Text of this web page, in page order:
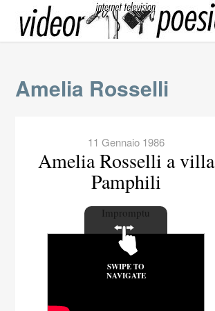
Amelia Rosselli
11 Gennaio 1986
Amelia Rosselli a villa
Pamphili
Impromptu
SWIPE TO
NAVIGATE